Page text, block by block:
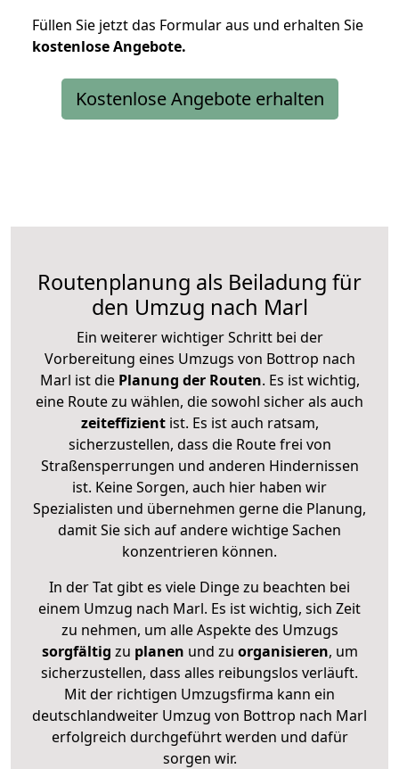
Füllen Sie jetzt das Formular aus und erhalten Sie
kostenloseAngebote.
Kostenlose Angebote erhalten
Routenplanung als Beiladung für
den Umzug nach Marl
Ein weiterer wichtiger Schritt bei der
Vorbereitung eines Umzugs von Bottrop nach
Marl ist diePlanung der Routen. Es ist wichtig,
eine Route zu wählen, die sowohl sicher als auch
zeiteffizientist. Es ist auch ratsam,
sicherzustellen, dass die Route frei von
Straßensperrungen und anderen Hindernissen
ist. Keine Sorgen, auch hier haben wir
Spezialisten und übernehmen gerne die Planung,
damit Sie sich auf andere wichtige Sachen
konzentrieren können.
In der Tat gibt es viele Dinge zu beachten bei
einem Umzug nach Marl. Es ist wichtig, sich Zeit
zu nehmen, um alle Aspekte des Umzugs
sorgfältig zu planen und zu organisieren, um
sicherzustellen, dass alles reibungslos verläuft.
Mit der richtigen Umzugsfirma kann ein
deutschlandweiter Umzug von Bottrop nach Marl
erfolgreich durchgeführt werden und dafür
sorgen wir.